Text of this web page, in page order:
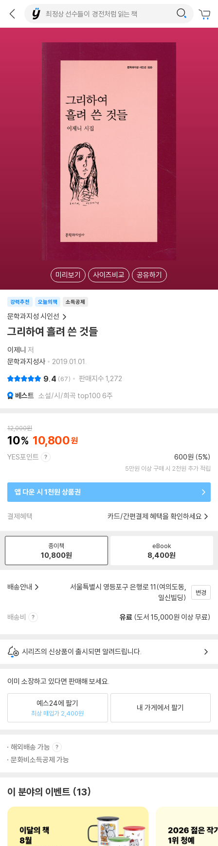
미리보기 사이즈비교 공유하기
소득공제
강력추천 오늘의책
문학과지성 시인선
그리하여 흘려 쓴 것들
이제니 저
문학과지성사
2019.01.01.
9.4 67 판매지수 1,272
베스트 소설/시/희곡 top100 6주
12,000원
10 10,800
YES포인트 600원 (5%)
5만원 이상 구매 시 2천원 추가 적립
앱 다운 시 1천원 상품권
결제혜택 카드/간편결제 혜택을 확인하세요
종이책
10,800원
eBook
8,400원
배송안내
서울특별시 영등포구 은행로 11(여의도동,
일신빌딩)
변경
배송비 유료 (도서 15,000원 이상 무료)
시리즈의 신상품이 출시되면 알려드립니다.
이미 소장하고 있다면 판매해 보세요.
예스24에 팔기
최상 매입가 2,400원
내 가게에서 팔기
해외배송 가능
문화비소득공제 가능
이 분야의 이벤트 13